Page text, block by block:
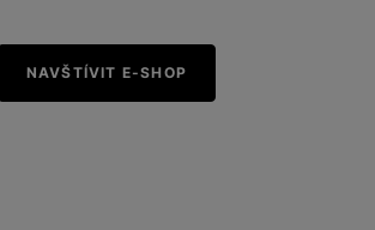
NAVŠTÍVIT E-SHOP